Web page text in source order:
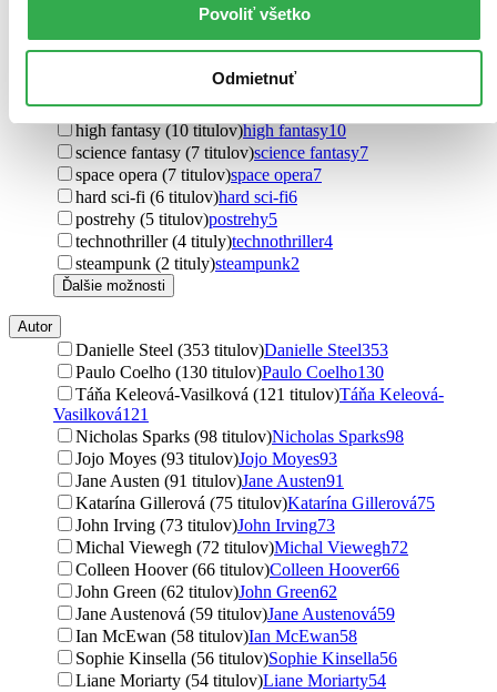
Povoliť všetko
Odmietnuť
psychotriller (32 titulov)psychotriller
urban fantasy (24 titulov)urban fantasy24
dark fantasy (11 titulov)dark fantasy
soft sci-fi (11 titulov)soft sci-fi11
high fantasy (10 titulov)high fantasy10
science fantasy (7 titulov)science fantasy7
space opera (7 titulov)space opera7
hard sci-fi (6 titulov)hard sci-fi6
postrehy (5 titulov)postrehy5
technothriller (4 tituly)technothriller4
steampunk (2 tituly)steampunk2
Ďalšie možnosti
Autor
Danielle Steel (353 titulov)Danielle Steel353
Paulo Coelho (130 titulov)Paulo Coelho130
Táňa Keleová-Vasilková (121 titulov)Táňa Keleová-
Vasilková121
Nicholas Sparks (98 titulov)Nicholas Sparks98
Jojo Moyes (93 titulov)Jojo Moyes93
Jane Austen (91 titulov)Jane Austen91
Katarína Gillerová (75 titulov)Katarína Gillerová75
John Irving (73 titulov)John Irving73
Michal Viewegh (72 titulov)Michal Viewegh72
Colleen Hoover (66 titulov)Colleen Hoover66
John Green (62 titulov)John Green62
Jane Austenová (59 titulov)Jane Austenová59
Ian McEwan (58 titulov)Ian McEwan58
Sophie Kinsella (56 titulov)Sophie Kinsella56
Liane Moriarty (54 titulov)Liane Moriarty54